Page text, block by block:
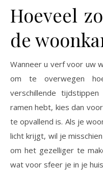
Hoeveel
de
Wanneer u verf voor uw
om te overwegen
verschillende
ramen hebt, kies dan
te opvallend is. Als je
licht krijgt, wil je
om het gezelliger te
wat voor sfeer je in je